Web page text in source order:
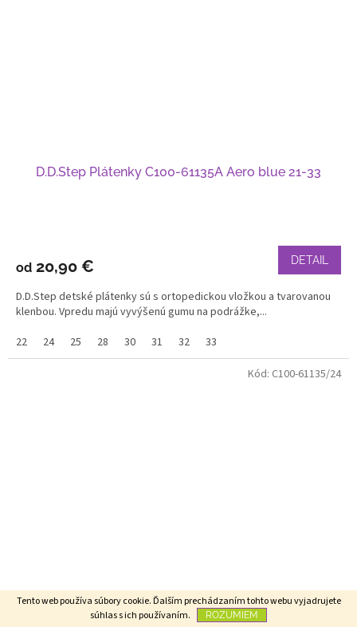
Tento web používa súbory cookie. Ďalším prechádzaním tohto webu vyjadrujete
súhlas s ich používaním.
ROZUMIEM
D.D.Step Plátenky C100-61135A Aero blue 21-33
od 20,90 € DETAIL
D.D.Step detské plátenky sú s ortopedickou vložkou a tvarovanou
klenbou. Vpredu majú vyvýšenú gumu na podrážke,...
22
24 25 28 30 31 32 33
Kód: C100-61135/24